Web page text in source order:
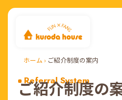
ホーム › ご紹介制度の案内
Referral System
ご紹介制度の